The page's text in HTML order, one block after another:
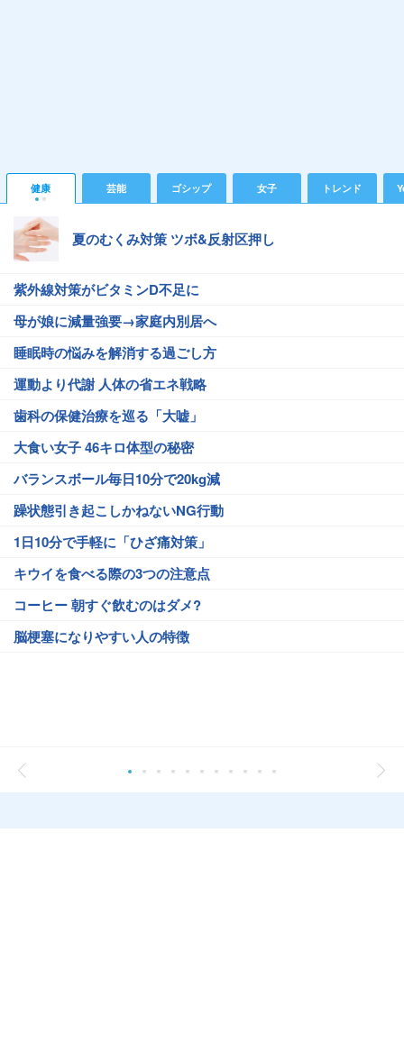
健康 芸能 ゴシップ 女子 トレンド
夏のむくみ対策 ツボ&反射区押し
紫外線対策がビタミンD不足に
母が娘に減量強要→家庭内別居へ
睡眠時の悩みを解消する過ごし方
運動より代謝 人体の省エネ戦略
歯科の保健治療を巡る「大嘘」
大食い女子 46キロ体型の秘密
バランスボール毎日10分で20kg減
躁状態引き起こしかねないNG行動
1日10分で手軽に「ひざ痛対策」
キウイを食べる際の3つの注意点
コーヒー 朝すぐ飲むのはダメ?
脳梗塞になりやすい人の特徴